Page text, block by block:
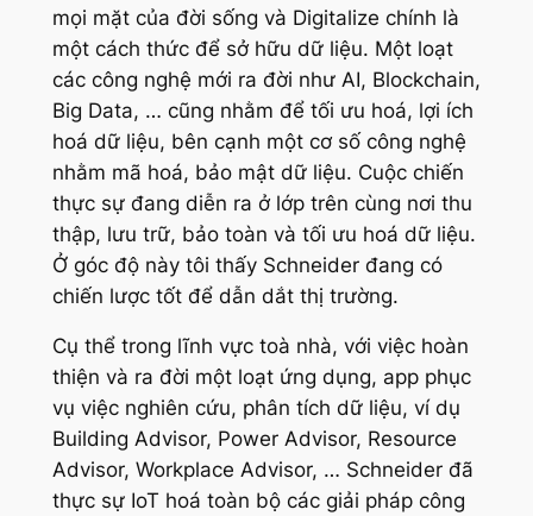
mọi mặt của đời sống và Digitalize chính là
một cách thức để sở hữu dữ liệu. Một loạt
các công nghệ mới ra đời như AI, Blockchain,
Big Data, … cũng nhằm để tối ưu hoá, lợi ích
hoá dữ liệu, bên cạnh một cơ số công nghệ
nhằm mã hoá, bảo mật dữ liệu. Cuộc chiến
thực sự đang diễn ra ở lớp trên cùng nơi thu
thập, lưu trữ, bảo toàn và tối ưu hoá dữ liệu.
Ở góc độ này tôi thấy Schneider đang có
chiến lược tốt để dẫn dắt thị trường.
Cụ thể trong lĩnh vực toà nhà, với việc hoàn
thiện và ra đời một loạt ứng dụng, app phục
vụ việc nghiên cứu, phân tích dữ liệu, ví dụ
Building Advisor, Power Advisor, Resource
Advisor, Workplace Advisor, … Schneider đã
thực sự IoT hoá toàn bộ các giải pháp công